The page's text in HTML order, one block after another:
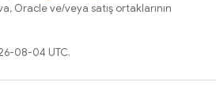
Oracle ve/veya satış ortaklarının
08-04 UTC.